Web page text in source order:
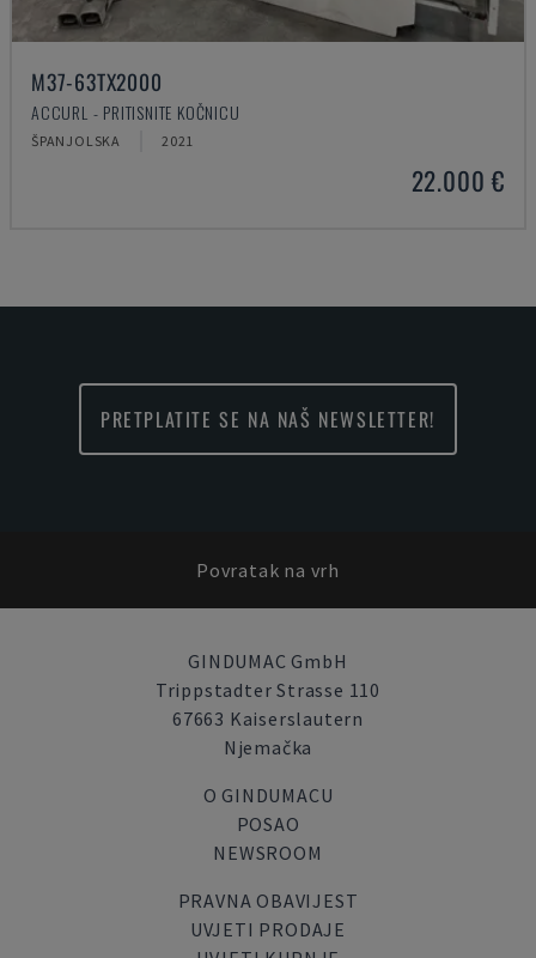
M37-63TX2000
ACCURL - PRITISNITE KOČNICU
ŠPANJOLSKA 2021
22.000 €
PRETPLATITE SE NA NAŠ NEWSLETTER!
Povratak na vrh
GINDUMAC GmbH
Trippstadter Strasse 110
67663 Kaiserslautern
Njemačka
O GINDUMACU
POSAO
NEWSROOM
PRAVNA OBAVIJEST
UVJETI PRODAJE